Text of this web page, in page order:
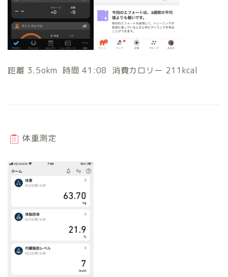
距離 3.5okm 時間 41:08 消費カロリー 211kcal
体重測定